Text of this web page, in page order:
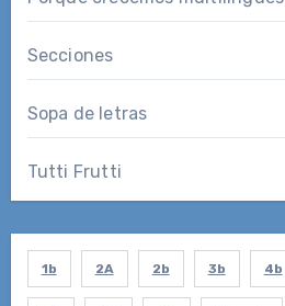
Secciones
Sopa de letras
Tutti Frutti
1b 2A 2b 3b 4b